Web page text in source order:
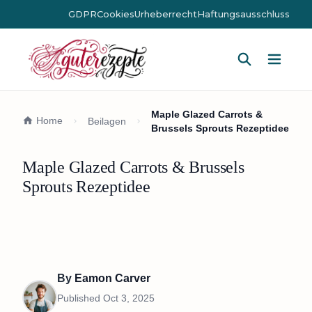
GDPRCookiesUrheberrechtHaftungsausschluss
Home Beilagen
Maple Glazed Carrots &
Brussels Sprouts Rezeptidee
Maple Glazed Carrots & Brussels
Sprouts Rezeptidee
By Eamon Carver
Published Oct 3, 2025